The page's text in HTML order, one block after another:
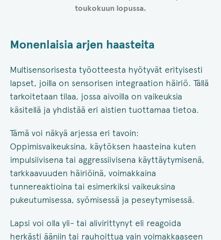
toukokuun lopussa.
Monenlaisia arjen haasteita
Multisensorisesta työotteesta hyötyvät erityisesti
lapset, joilla on sensorisen integraation häiriö. Tällä
tarkoitetaan tilaa, jossa aivoilla on vaikeuksia
käsitellä ja yhdistää eri aistien tuottamaa tietoa.
Tämä voi näkyä arjessa eri tavoin:
Oppimisvaikeuksina, käytöksen haasteina kuten
impulsiivisena tai aggressiivisena käyttäytymisenä,
tarkkaavuuden häiriöinä, voimakkaina
tunnereaktioina tai esimerkiksi vaikeuksina
pukeutumisessa, syömisessä ja peseytymisessä.
Lapsi voi olla yli- tai alivirittynyt eli reagoida
herkästi ääniin tai rauhoittua vain voimakkaaseen